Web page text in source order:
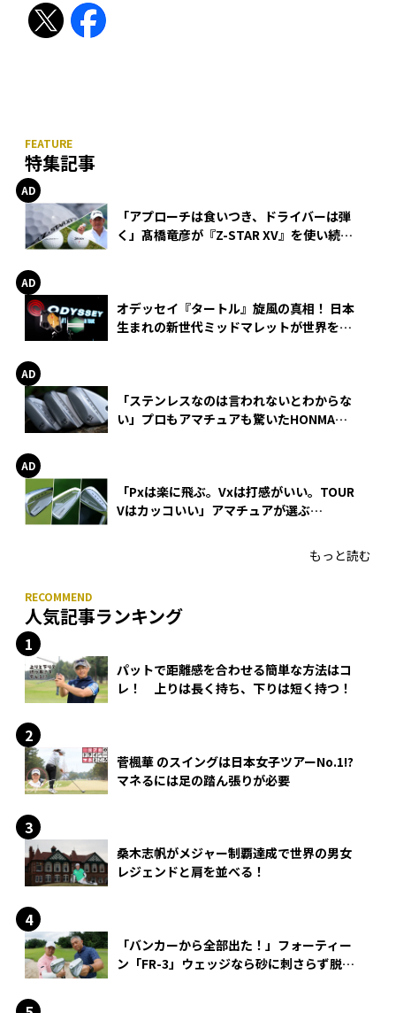
特集記事
「アプローチは食いつき、ドライバーは弾
く」髙橋竜彦が『Z-STAR XV』を使い続け
オデッセイ『タートル』旋風の真相！ 日本
生まれの新世代ミッドマレットが世界を席
「ステンレスなのは言われないとわからな
い」プロもアマチュアも驚いたHONMA
「Pxは楽に飛ぶ。Vxは打感がいい。TOUR
Vはカッコいい」アマチュアが選ぶ
もっと読む
人気記事ランキング
パットで距離感を合わせる簡単な方法はコ
レ！ 上りは長く持ち、下りは短く持つ！
菅楓華 のスイングは日本女子ツアーNo.1!?
マネるには足の踏ん張りが必要
桑木志帆がメジャー制覇達成で世界の男女
レジェンドと肩を並べる！
「バンカーから全部出た！」フォーティー
ン「FR-3」ウェッジなら砂に刺さらず脱出